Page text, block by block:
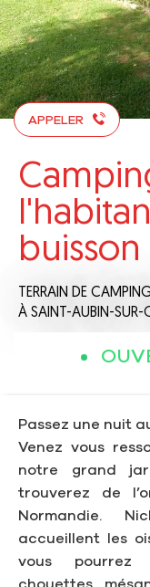
APPELER
buisson
TERRAIN DE
À SAINT-AUBIN-SUR-
Passez une nuit
Venez vous
notre grand
trouverez de
Normandie.
accueillent les
vous pourrez